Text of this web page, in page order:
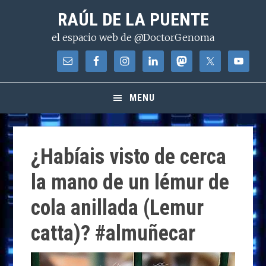
contenido
RAÚL DE LA PUENTE
el espacio web de @DoctorGenoma
MENU
¿Habíais visto de cerca
la mano de un lémur de
cola anillada (Lemur
catta)? #almuñecar